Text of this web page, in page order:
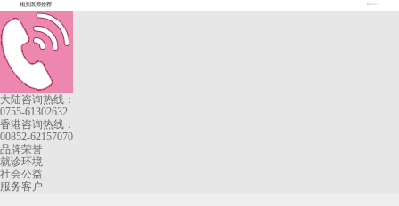
相关医师推荐 More+
大陆咨询热线：
0755-61302632
香港咨询热线：
00852-62157070
品牌荣誉
就诊环境
社会公益
服务客户